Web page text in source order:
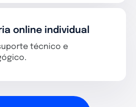
online individual
técnico e